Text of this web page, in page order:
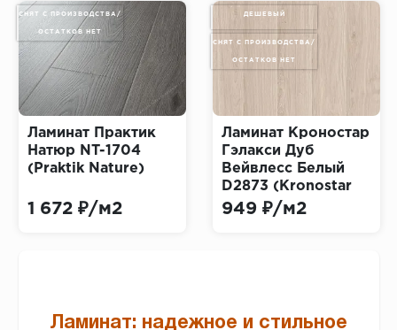
СНЯТ С ПРОИЗВОДСТВА/
ОСТАТКОВ НЕТ
Ламинат Практик
Натюр NT-1704
(Praktik Nature)
1 672 ₽/м2
ДЕШЕВЫЙ
СНЯТ С ПРОИЗВОДСТВА/
ОСТАТКОВ НЕТ
Ламинат Кроностар
Гэлакси Дуб
Вейвлесс Белый
D2873 (Kronostar
Galaxy)
949 ₽/м2
Ламинат: надежное и стильное